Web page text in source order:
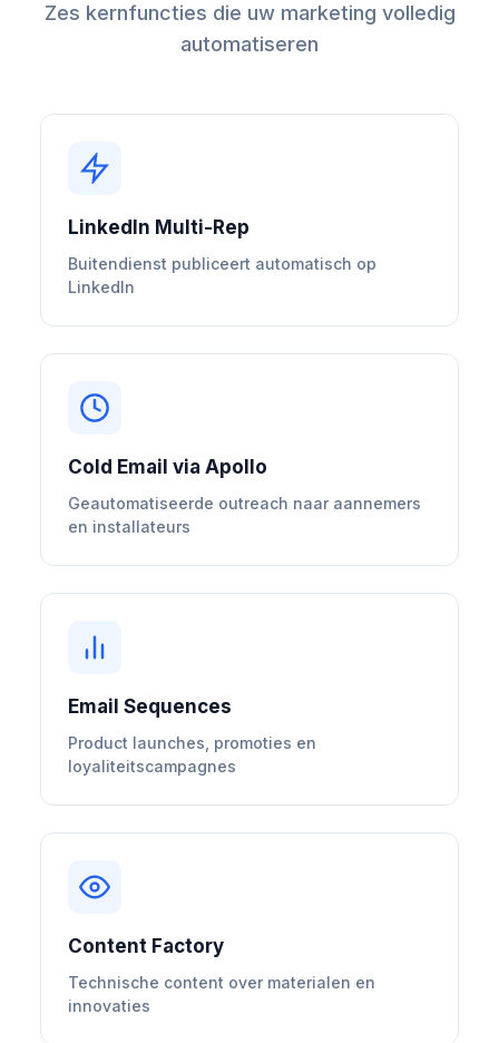
Zes kernfuncties die uw marketing volledig
automatiseren
LinkedIn Multi-Rep
Buitendienst publiceert automatisch op
LinkedIn
Cold Email via Apollo
Geautomatiseerde outreach naar aannemers
en installateurs
Email Sequences
Product launches, promoties en
loyaliteitscampagnes
Content Factory
Technische content over materialen en
innovaties